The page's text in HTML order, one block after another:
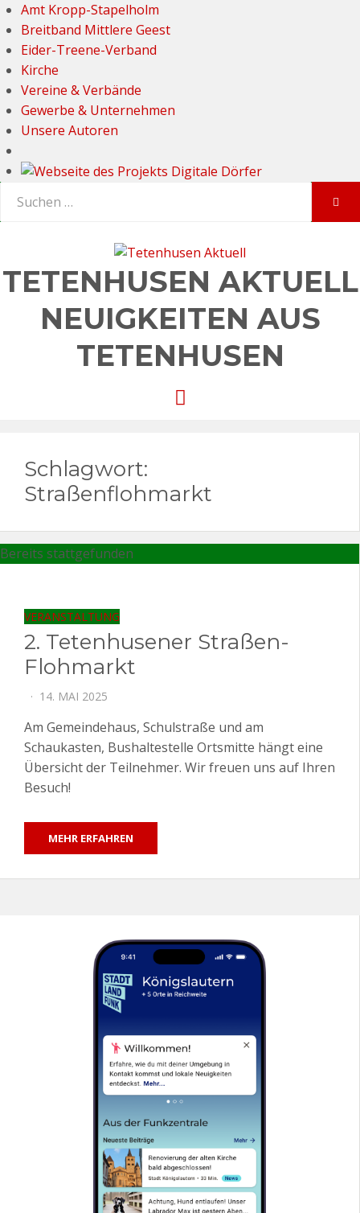
Amt Kropp-Stapelholm
Breitband Mittlere Geest
Eider-Treene-Verband
Kirche
Vereine & Verbände
Gewerbe & Unternehmen
Unsere Autoren
nach:
TETENHUSEN AKTUELL
NEUIGKEITEN AUS
TETENHUSEN
Schlagwort:
Straßenflohmarkt
Bereits stattgefunden
VERANSTALTUNG
2. Tetenhusener Straßen-
Flohmarkt
POSTED
14. MAI 2025
Am Gemeindehaus, Schulstraße und am
Schaukasten, Bushaltestelle Ortsmitte hängt eine
Übersicht der Teilnehmer. Wir freuen uns auf Ihren
Besuch!
MEHR ERFAHREN